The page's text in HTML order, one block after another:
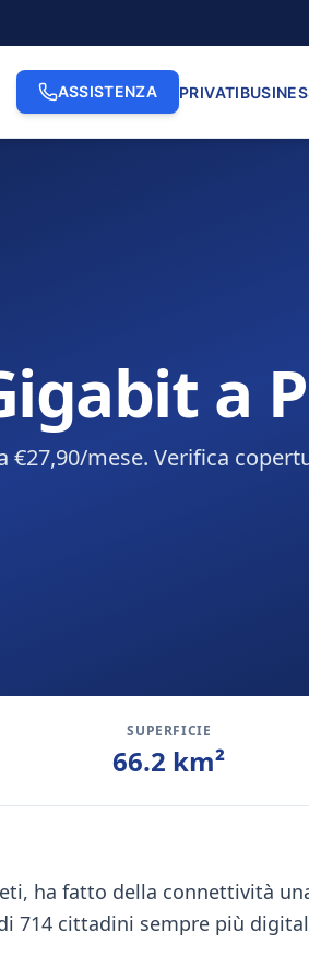
ASSISTENZA PRIVATI
a
€27,90/mese. Verifica
SUPERFICIE
66.2 km²
ha fatto della connettività
714 cittadini sempre più